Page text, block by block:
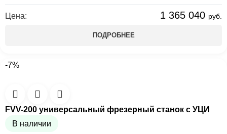
Цена: 1 365 040 руб.
ПОДРОБНЕЕ
-7%
FVV-200 универсальный фрезерный станок с УЦИ
В наличии